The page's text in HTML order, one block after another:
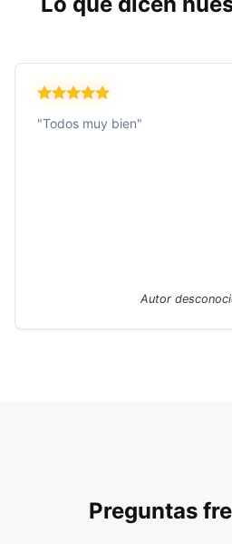
"Todos muy bien"
Autor
Preguntas